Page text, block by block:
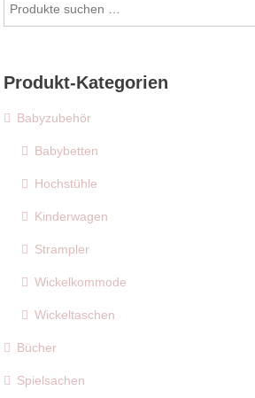
nach:
Produkt-Kategorien
Babyzubehör
Babybetten
Hochstühle
Kinderwagen
Strampler
Wickelkommode
Wickeltaschen
Bücher
Spielsachen